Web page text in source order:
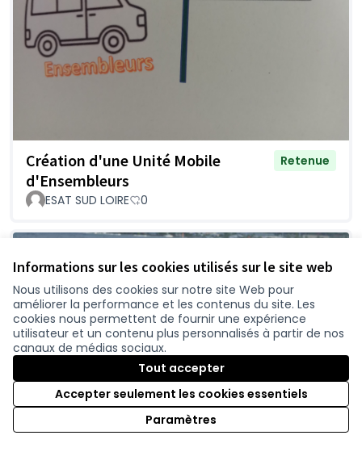
Informations sur les cookies utilisés sur le site web
Nous utilisons des cookies sur notre site Web pour
améliorer la performance et les contenus du site. Les
cookies nous permettent de fournir une expérience
utilisateur et un contenu plus personnalisés à partir de nos
canaux de médias sociaux.
Tout accepter
Accepter seulement les cookies essentiels
Paramètres
Création d'une Unité Mobile
d'Ensembleurs
Retenue
ESAT SUD LOIRE 0
"VA'A SANTE POUR TOUS"... Bien